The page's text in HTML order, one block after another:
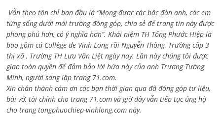
Vẫn theo tôn chỉ ban đầu là “Mong được các bậc đàn anh, các em
từng sống dưới mái trường đóng góp, chia sẻ để trang tin này được
phong phú hơn, có ý nghĩa hơn”. Khái niệm TH Tống Phước Hiệp là
bao gồm cả Collège de Vinh Long rồi Nguyễn Thông, Trường cấp 3
thị xã , Trường TH Lưu Văn Liệt ngày nay. Lần này chúng tôi được
giao toàn quyền để đảm bảo lời hứa này của anh Trương Tường
Minh, người sáng lập trang 71.com.
Xin chân thành cám ơn các bạn thời gian qua đã đóng góp tư liệu,
bài vở, tài chính cho trang 71.com và giờ đây vẫn tiếp tục ủng hộ
cho trang tongphuochiep-vinhlong.com này.